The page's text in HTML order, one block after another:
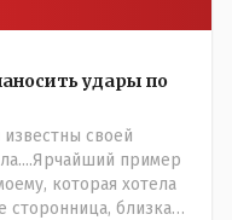
удары по
своей
пример
которая хотела
сторонница, близкая